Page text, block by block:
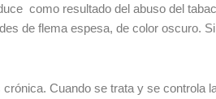
como resultado del abuso del
de flema espesa, de color oscuro.
Cuando se trata y se controla